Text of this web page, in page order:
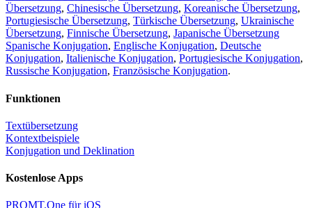
Übersetzung, Chinesische Übersetzung, Koreanische Übersetzung,
Portugiesische Übersetzung, Türkische Übersetzung, Ukrainische
Übersetzung, Finnische Übersetzung, Japanische Übersetzung
Spanische Konjugation, Englische Konjugation, Deutsche
Konjugation, Italienische Konjugation, Portugiesische Konjugation,
Russische Konjugation, Französische Konjugation.
Funktionen
Textübersetzung
Kontextbeispiele
Konjugation und Deklination
Kostenlose Apps
PROMT.One für iOS